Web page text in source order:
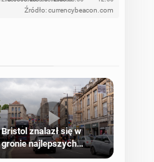
Źródło: currencybeacon.com
Bristol znalazł się w
gronie najlepszych
kierunków podróży na